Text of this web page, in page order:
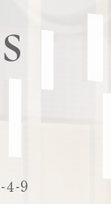
4-9